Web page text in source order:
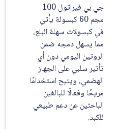
جي بي فيراتول 100
مجم 60 كبسولة يأتي
في كبسولات سهلة البلع،
مما يسهل دمجه ضمن
الروتين اليومي دون أي
تأثير سلبي على الجهاز
الهضمي، ويتيح استخدامًا
مريحًا وفعالًا للبالغين
الباحثين عن دعم طبيعي